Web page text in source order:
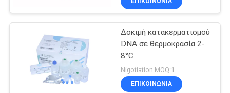
Τεχνική συσκευή
Τύπος δείγματος
Δοκιμή κατακερματισμού
DNA σε θερμοκρασία 2-
8°C
Nigotiation MOQ:1
ΕΠΙΚΟΙΝΩΝΊΑ